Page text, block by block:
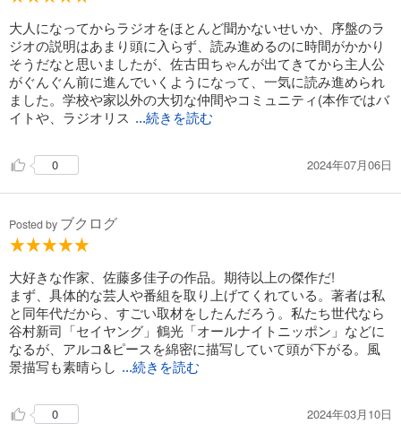
大人になってからラジオをほとんど聞かないせいか、序盤のラ
ジオの説明はあまり頭に入らず、読み進めるのに時間がかかり
そうだなと思いましたが、佐古田ちゃんが出てきてから主人公
がぐんぐん前に進んでいくようになって、一気に読み進められ
ました。学校や家以外の大切な仲間やコミュニティ(本作ではバ
イトや、ラジオリス ...続きを読む
0 2024年07月06日
Posted by ブクログ
大好きな作家、佐藤多佳子の作品。期待以上の傑作だ!
まず、具体的な芸人や番組を取り上げてくれている。著者は私
と同年代だから、すごい取材をしたんだろう。私たち世代なら
谷村新司「セイヤング」鶴光「オールナイトニッポン」などに
なるが、アルコ&ピースを綿密に描写していて頭が下がる。風
景描写も素晴らし ...続きを読む
0 2024年03月10日